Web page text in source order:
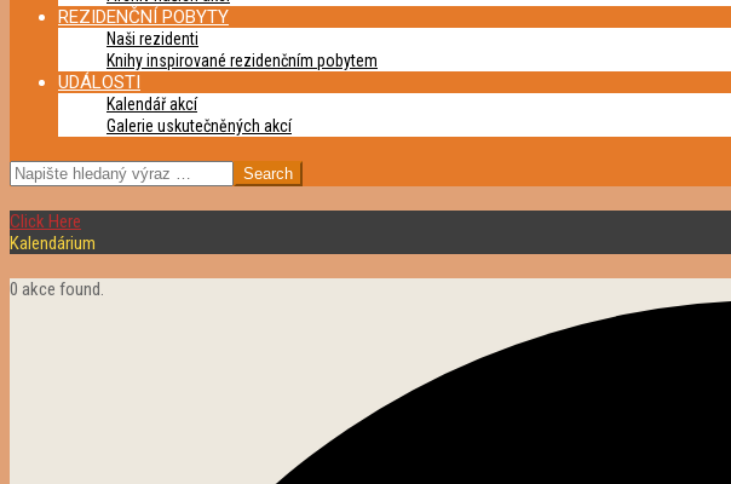
REZIDENČNÍ POBYTY
Naši rezidenti
Knihy inspirované rezidenčním pobytem
UDÁLOSTI
Kalendář akcí
Galerie uskutečněných akcí
SEARCH
Click Here
Kalendárium
0 akce found.